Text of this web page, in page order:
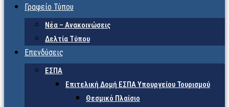
Γραφείο Τύπου
Νέα – Ανακοινώσεις
Δελτία Τύπου
Επενδύσεις
ΕΣΠΑ
Επιτελική Δομή ΕΣΠΑ Υπουργείου Τουρισμού
Θεσμικό Πλαίσιο